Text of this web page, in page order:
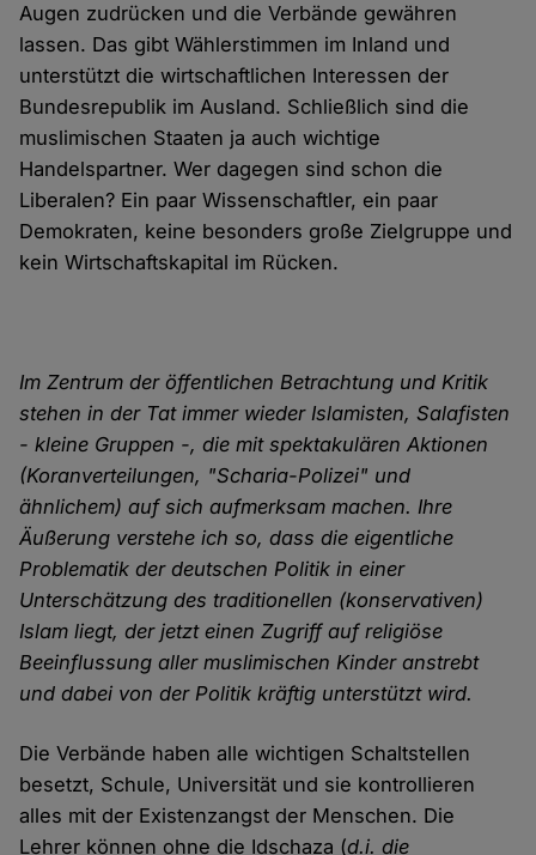
Augen zudrücken und die Verbände gewähren
lassen. Das gibt Wählerstimmen im Inland und
unterstützt die wirtschaftlichen Interessen der
Bundesrepublik im Ausland. Schließlich sind die
muslimischen Staaten ja auch wichtige
Handelspartner. Wer dagegen sind schon die
Liberalen? Ein paar Wissenschaftler, ein paar
Demokraten, keine besonders große Zielgruppe und
kein Wirtschaftskapital im Rücken.
Im Zentrum der öffentlichen Betrachtung und Kritik
stehen in der Tat immer wieder Islamisten, Salafisten
- kleine Gruppen -, die mit spektakulären Aktionen
(Koranverteilungen, "Scharia-Polizei" und
ähnlichem) auf sich aufmerksam machen. Ihre
Äußerung verstehe ich so, dass die eigentliche
Problematik der deutschen Politik in einer
Unterschätzung des traditionellen (konservativen)
Islam liegt, der jetzt einen Zugriff auf religiöse
Beeinflussung aller muslimischen Kinder anstrebt
und dabei von der Politik kräftig unterstützt wird.
Die Verbände haben alle wichtigen Schaltstellen
besetzt, Schule, Universität und sie kontrollieren
alles mit der Existenzangst der Menschen. Die
Lehrer können ohne die Idschaza (d.i. die